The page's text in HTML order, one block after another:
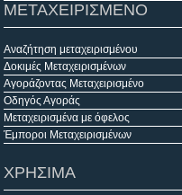
ΜΕΤΑΧΕΙΡΙΣΜΕΝΟ
Αναζήτηση μεταχειρισμένου
Δοκιμές Μεταχειρισμένων
Αγοράζοντας Μεταχειρισμένο
Οδηγός Αγοράς
Μεταχειρισμένα με όφελος
Έμποροι Μεταχειρισμένων
ΧΡΗΣΙΜΑ